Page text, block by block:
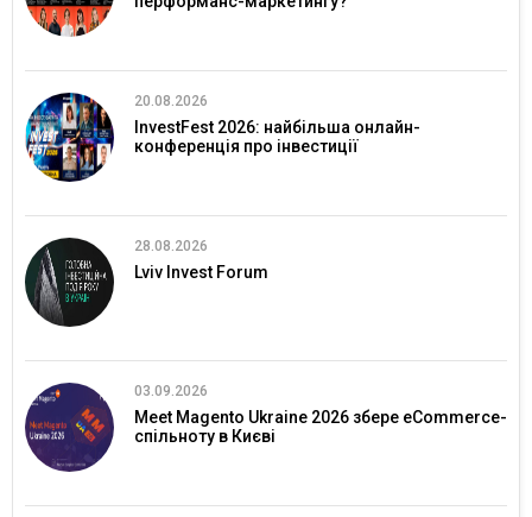
20.08.2026
InvestFest 2026: найбільша онлайн-
конференція про інвестиції
28.08.2026
Lviv Invest Forum
03.09.2026
Meet Magento Ukraine 2026 збере eCommerce-
спільноту в Києві